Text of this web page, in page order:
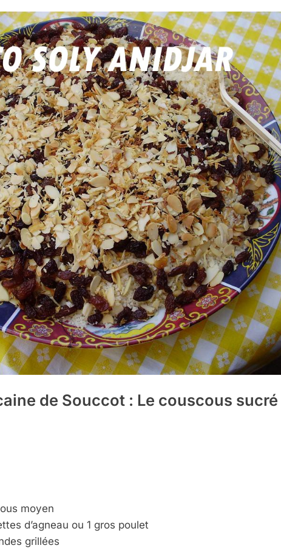
de Souccot : Le couscous sucré
moyen
d’agneau ou 1 gros poulet
grillées